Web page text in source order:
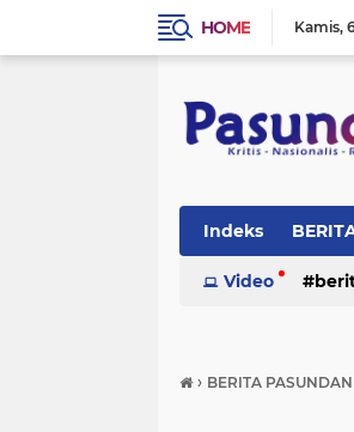
HOME Kamis
Indeks
RELIGI
Video
› BERITA PASUNDAN